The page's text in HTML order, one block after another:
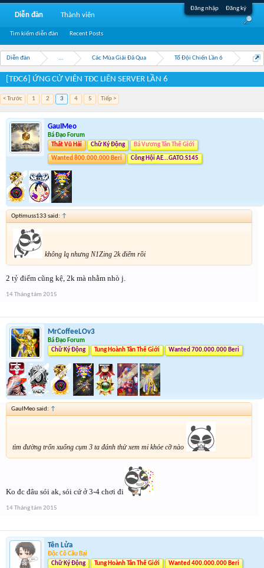
Đăng nhập Đăng ký
Diễn đàn ... Các Mùa Giải Đã Qua Tổ Đội Chiến Lần 6
[TĐC6] ỨNG CỬ VIÊN TĐC LIÊN SERVER LẦN 6
< Trước 1 2 3 4 5 Tiếp >
GauIMeo
Bá Đạo Forum
Thất Vũ Hải
Chữ Ký Động Bá Vương Tân Thế Giới
Wanted 800.000.000 Beri Công Hội AE...GATO.S145
Optimuss133 said: ↑
không lq nhưng N1Zing 2k điểm rồi
2 tỷ điểm cũng kệ, 2k mà nhằm nhò j.
14 Tháng tám 2015
MrCoffeeLOv3
Bá Đạo Forum
Chữ Ký Động
Tung Hoành Tân Thế Giới Wanted 700.000.000 Beri
GauIMeo said: ↑
tìm đường trốn xuống cụm 3 ta đánh thử xem mi khỏe cỡ nào
Ko đc đâu sói ak, sói cứ ở 3-4 chơi đi
14 Tháng tám 2015
Tên Lửa
Độc Cô Cầu Bại
Chữ Ký Động
Tung Hoành Tân Thế Giới Wanted 400.000.000 Beri
Diễn đàn
Tìm kiếm diễn đàn Recent Posts
Thành viên